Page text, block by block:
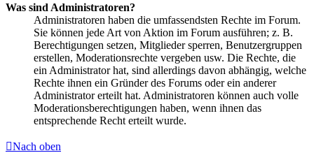
Was sind Administratoren?
Administratoren haben die umfassendsten Rechte im Forum.
Sie können jede Art von Aktion im Forum ausführen; z. B.
Berechtigungen setzen, Mitglieder sperren, Benutzergruppen
erstellen, Moderationsrechte vergeben usw. Die Rechte, die
ein Administrator hat, sind allerdings davon abhängig, welche
Rechte ihnen ein Gründer des Forums oder ein anderer
Administrator erteilt hat. Administratoren können auch volle
Moderationsberechtigungen haben, wenn ihnen das
entsprechende Recht erteilt wurde.
Nach oben